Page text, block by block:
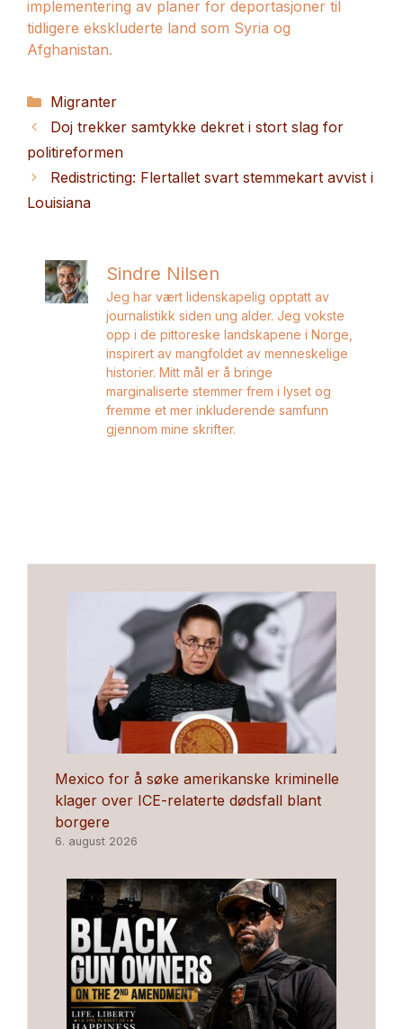
implementering av planer for deportasjoner til
tidligere ekskluderte land som Syria og
Afghanistan.
Kategorier
Migranter
Doj trekker samtykke dekret i stort slag for
politireformen
Redistricting: Flertallet svart stemmekart avvist i
Louisiana
Sindre Nilsen
Jeg har vært lidenskapelig opptatt av
journalistikk siden ung alder. Jeg vokste
opp i de pittoreske landskapene i Norge,
inspirert av mangfoldet av menneskelige
historier. Mitt mål er å bringe
marginaliserte stemmer frem i lyset og
fremme et mer inkluderende samfunn
gjennom mine skrifter.
Mexico for å søke amerikanske kriminelle
klager over ICE-relaterte dødsfall blant
borgere
6. august 2026